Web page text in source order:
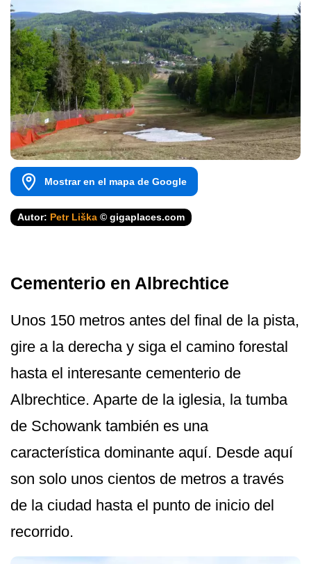
Mostrar en el mapa de Google
Autor: Petr Liška © gigaplaces.com
Cementerio en Albrechtice
Unos 150 metros antes del final de la pista,
gire a la derecha y siga el camino forestal
hasta el interesante cementerio de
Albrechtice. Aparte de la iglesia, la tumba
de Schowank también es una
característica dominante aquí. Desde aquí
son solo unos cientos de metros a través
de la ciudad hasta el punto de inicio del
recorrido.